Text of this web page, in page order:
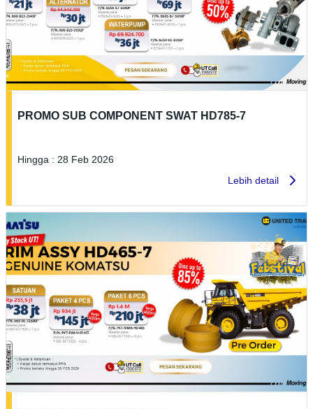
PROMO SUB COMPONENT SWAT HD785-7
Hingga : 28 Feb 2026
Lebih detail